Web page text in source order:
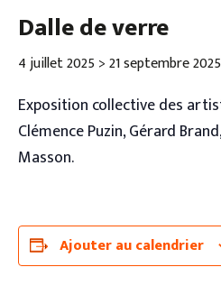
Dalle de verre
4 juillet 2025 >21 septembre 2025
Exposition collective des
Clémence Puzin, Gérard
Masson.
Ajouter au calendrier